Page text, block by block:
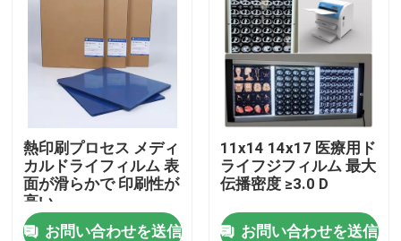
ホーム
製品
熱印刷プロセス メディ
カルドライフィルム 表
面が滑らかで 印刷性が
高い
お問い合わせを送信
11x14 14x17 医療用ド
ライフジフィルム 最大
伝播密度 ≥3.0 D
お問い合わせを送信